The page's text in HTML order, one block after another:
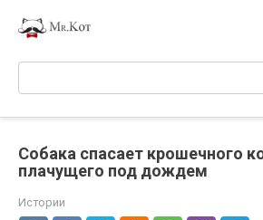
Поиск:
Собака спасает крошечного
плачущего под дождем
Истории